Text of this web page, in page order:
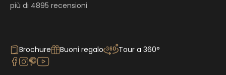
più di 4895 recensioni
Brochure Buoni regalo Tour a 360°